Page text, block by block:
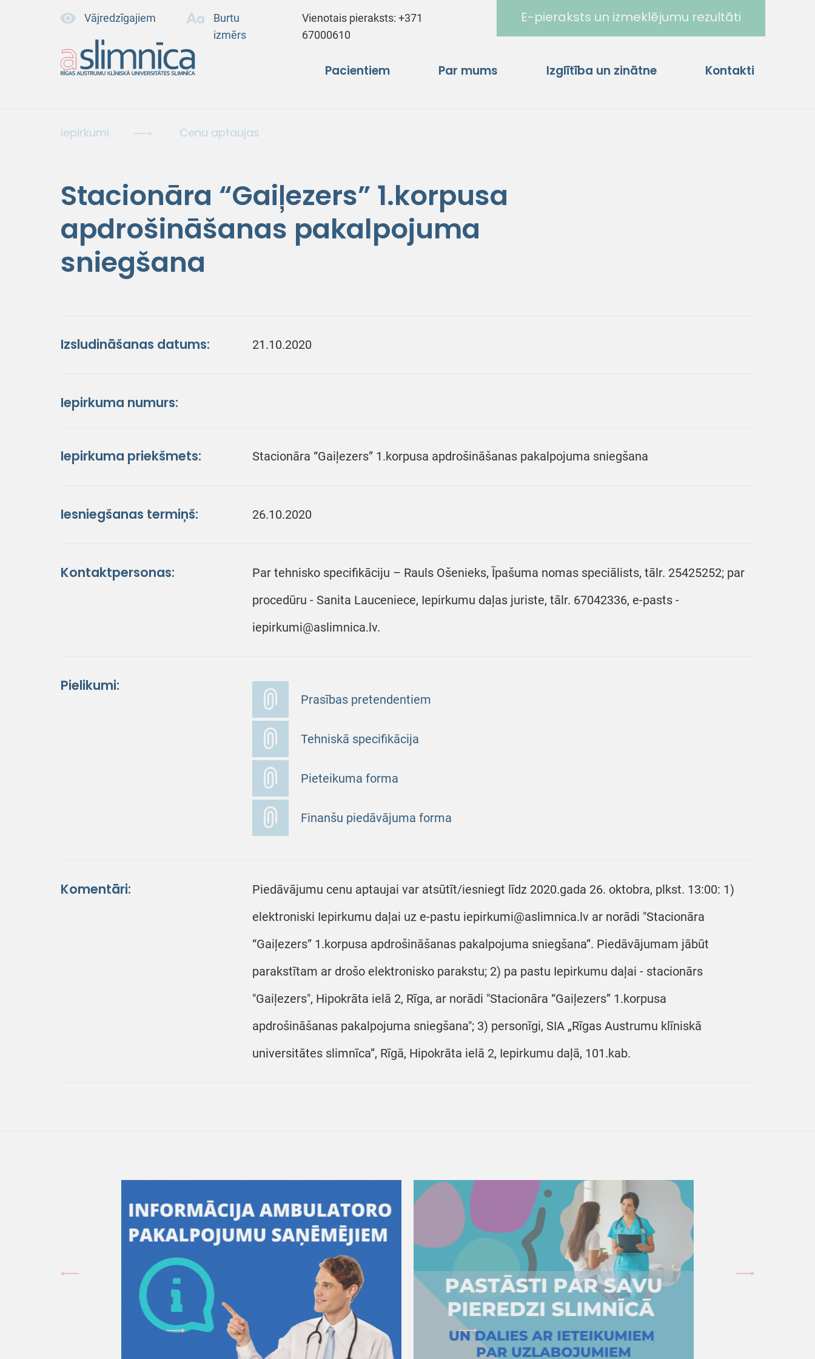
Vājredzīgajiem
Burtu
izmērs
Vienotais pieraksts:+371
67000610
E-pieraksts un izmeklējumu rezultāti
Pacientiem Par mums Izglītība un zinātne Kontakti
Iepirkumi Cenu aptaujas
Stacionāra “Gaiļezers” 1.korpusa
apdrošināšanas pakalpojuma
sniegšana
Izsludināšanas datums: 21.10.2020
Iepirkuma numurs:
Iepirkuma priekšmets: Stacionāra “Gaiļezers” 1.korpusa apdrošināšanas pakalpojuma sniegšana
Iesniegšanas termiņš: 26.10.2020
Kontaktpersonas:
Par tehnisko specifikāciju – Rauls Ošenieks, Īpašuma nomas speciālists, tālr. 25425252; par
procedūru - Sanita Lauceniece, Iepirkumu daļas juriste, tālr. 67042336, e-pasts -
iepirkumi@aslimnica.lv.
Pielikumi:
Prasības pretendentiem
Tehniskā specifikācija
Pieteikuma forma
Finanšu piedāvājuma forma
Komentāri:
Piedāvājumu cenu aptaujai var atsūtīt/iesniegt līdz 2020.gada 26. oktobra, plkst. 13:00: 1)
elektroniski Iepirkumu daļai uz e-pastu iepirkumi@aslimnica.lv ar norādi "Stacionāra
“Gaiļezers” 1.korpusa apdrošināšanas pakalpojuma sniegšana”. Piedāvājumam jābūt
parakstītam ar drošo elektronisko parakstu; 2) pa pastu Iepirkumu daļai - stacionārs
"Gaiļezers", Hipokrāta ielā 2, Rīga, ar norādi "Stacionāra “Gaiļezers” 1.korpusa
apdrošināšanas pakalpojuma sniegšana"; 3) personīgi, SIA „Rīgas Austrumu klīniskā
universitātes slimnīca”, Rīgā, Hipokrāta ielā 2, Iepirkumu daļā, 101.kab.